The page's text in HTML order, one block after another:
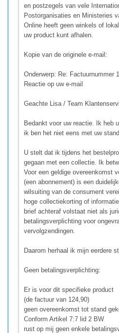
en postzegels van vele
Postorganisaties en Ministeries
Online heeft geen winkels of
uw product kunt afhalen.
Kopie van de originele e-mail:
Onderwerp: Re: Factuurnummer
Reactie op uw e-mail
Geachte Lisa / Team
Bedankt voor uw reactie. Ik heb
ik ben het niet eens met uw
U stelt dat ik tijdens het
gegaan met een collectie. Ik
Voor een geldige overeenkomst
(een abonnement) is een
wilsuiting van de consument
hoge collectiekorting of
brief achteraf volstaat niet als
betalingsverplichting voor
vervolgzendingen.
Daarom herhaal ik mijn eerdere
Geen betalingsverplichting:
Er is voor dit specifieke product
(de factuur van 124,90)
geen overeenkomst tot stand
Conform Artikel 7:7 lid 2 BW
rust op mij geen enkele